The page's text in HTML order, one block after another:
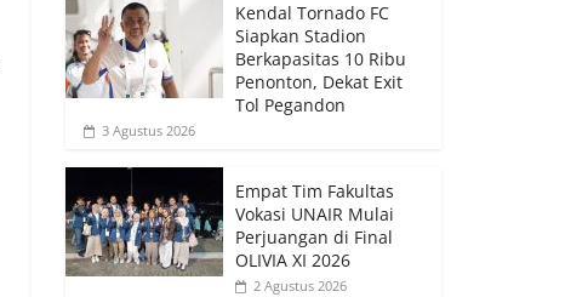
Kendal Tornado FC
Siapkan Stadion
Berkapasitas 10 Ribu
Penonton, Dekat Exit
Tol Pegandon
3 Agustus 2026
Empat Tim Fakultas
Vokasi UNAIR Mulai
Perjuangan di Final
OLIVIA XI 2026
2 Agustus 2026